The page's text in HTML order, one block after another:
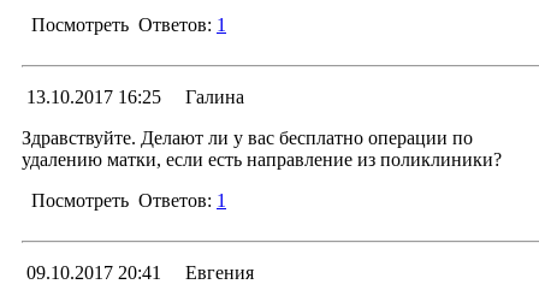
/ 79 0004 / 79 00 05.
Посмотреть Ответов: 1
Ответ
16.10.2017 14:28 Менеджер раздела
Уважаемая Люба! Вам необходимо обратитесь в
кабинет, платных услуг, по телефону: 79 00 03 / 79 00
/ 79 00 05.
Заместитель главного врача гинекологических
13.10.2017 16:25
Галина
Здравствуйте. Делают ли у вас бесплатно операции по
удалению матки, если есть направление из поликлиники?
Посмотреть Ответов: 1
Ответ
09.10.2017 20:41
Евгения